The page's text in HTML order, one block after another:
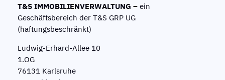
T&S IMMOBILIENVERWALTUNG – ein
Geschäftsbereich der T&S GRP UG
(haftungsbeschränkt)
Ludwig-Erhard-Allee 10
1.OG
76131 Karlsruhe